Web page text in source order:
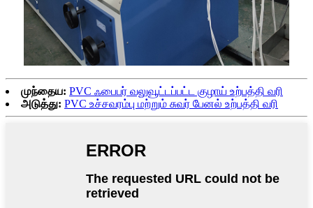
முந்தைய: PVC ஃபைபர் வலுவூட்டப்பட்ட குழாய் உற்பத்தி வரி
அடுத்து: PVC உச்சவரம்பு மற்றும் சுவர் பேனல் உற்பத்தி வரி